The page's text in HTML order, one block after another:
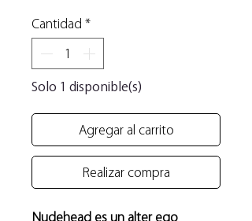
Cantidad *
Solo 1 disponible(s)
Agregar al carrito
Realizar compra
Nudehead es un alter ego